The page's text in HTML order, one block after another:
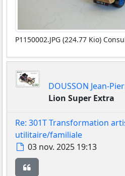
P1150002.JPG (224.77 Kio)
DOUSSON Jean-
Lion Super Extra
Re: 301T Transformation
utilitaire/familiale
Message
03 nov. 2025 19:13